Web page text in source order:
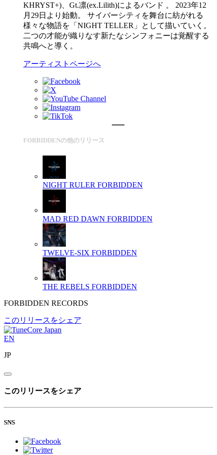
KHRYST+)、Gt.凛(ex.Lilith)によるバンド 。 2023年12
月29日より始動。 サイバーシティを舞台に紡がれる
様々な物語を「NIGHT TELLER」として描いていく。
二つの才能が織りなす新たなシンフォニーは覚醒する
共鳴へと導く。
アーティストページへ
FORBIDDENの他のリリース
NIGHT RULER FORBIDDEN
MAD RED DAWN FORBIDDEN
TWELVE-SIX FORBIDDEN
THE REBELS FORBIDDEN
FORBIDDEN RECORDS
このリリースをシェア
EN
JP
このリリースをシェア
SNS